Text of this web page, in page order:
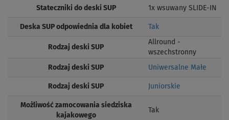
Stateczniki do deski SUP 1x wsuwany SLIDE-IN
Deska SUP odpowiednia dla kobiet Tak
Rodzaj deski SUP
Allround -
wszechstronny
Rodzaj deski SUP Uniwersalne Małe
Rodzaj deski SUP Juniorskie
Możliwość zamocowania siedziska
kajakowego
Tak